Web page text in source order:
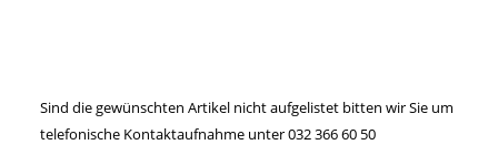
Sind die gewünschten Artikel nicht aufgelistet bitten wir Sie um
telefonische Kontaktaufnahme unter 032 366 60 50